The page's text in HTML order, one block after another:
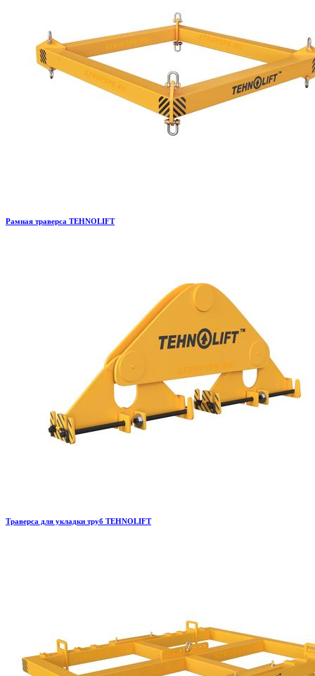
Рамная траверса TEHNOLIFT
Траверса для укладки труб TEHNOLIFT